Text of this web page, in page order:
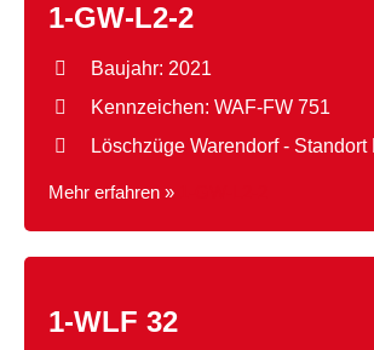
1-GW-L2-2
Baujahr: 2021
Kennzeichen: WAF-FW 751
Löschzüge Warendorf - Standort
Mehr erfahren »
1-WLF 32